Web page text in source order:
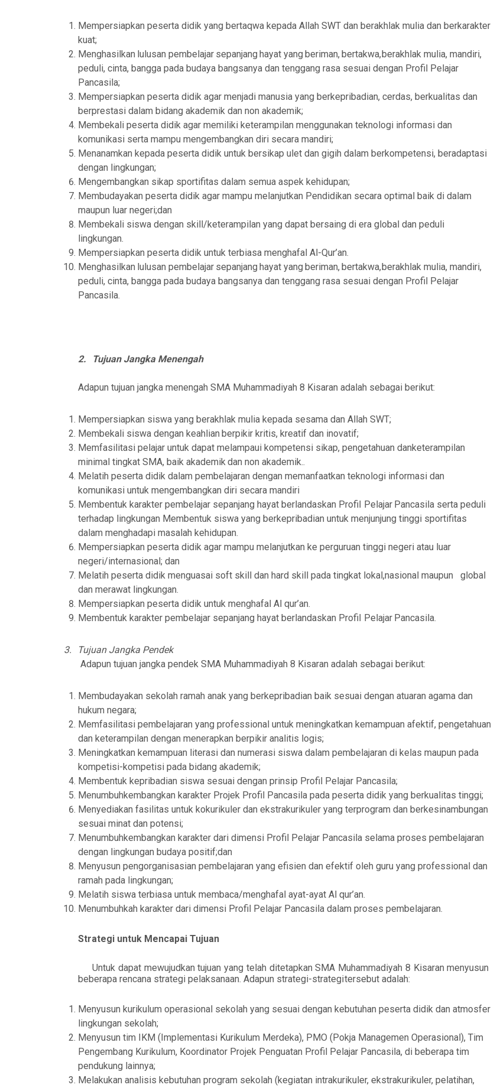
Mempersiapkan peserta didik yang bertaqwa kepada Allah SWT dan berakhlak mulia dan berkarakter
kuat;
Menghasilkan lulusan pembelajar sepanjang hayat yang beriman,bertakwa,berakhlak mulia, mandiri,
peduli, cinta, bangga pada budaya bangsanya dan tenggang rasa sesuai dengan Profil Pelajar
Pancasila;
Mempersiapkan peserta didik agar menjadi manusia yang berkepribadian, cerdas, berkualitas dan
berprestasi dalam bidang akademik dan non akademik;
Membekali peserta didik agar memiliki keterampilan menggunakan teknologi informasi dan
komunikasi serta mampu mengembangkan diri secara mandiri;
Menanamkan kepada peserta didik untuk bersikap ulet dan gigih dalam berkompetensi, beradaptasi
dengan lingkungan;
Mengembangkan sikap sportifitas dalam semua aspek kehidupan;
Membudayakan peserta didik agar mampu melanjutkan Pendidikan secara optimal baik di dalam
maupun luar negeri;dan
Membekali siswa dengan skill/keterampilan yang dapat bersaing di era global dan peduli
lingkungan.
Mempersiapkan peserta didik untuk terbiasa menghafal Al-Qur’an.
Menghasilkan lulusan pembelajar sepanjang hayat yang beriman,bertakwa,berakhlak mulia, mandiri,
peduli, cinta, bangga pada budaya bangsanya dan tenggang rasa sesuai dengan Profil Pelajar
Pancasila.
2. Tujuan Jangka Menengah
Adapun tujuan jangka menengah SMA Muhammadiyah 8 Kisaran adalah sebagai berikut:
Mempersiapkan siswa yang berakhlak mulia kepada sesama dan Allah SWT;
Membekali siswa dengan keahlian berpikir kritis, kreatif dan inovatif;
Memfasilitasi pelajar untuk dapat melampaui kompetensi sikap, pengetahuan danketerampilan
minimal tingkat SMA, baik akademik dan non akademik..
Melatih peserta didik dalam pembelajaran dengan memanfaatkan teknologi informasi dan
komunikasi untuk mengembangkan diri secara mandiri
Membentuk karakter pembelajar sepanjang hayat berlandaskan Profil Pelajar Pancasila serta peduli
terhadap lingkungan Membentuk siswa yang berkepribadian untuk menjunjung tinggi sportifitas
dalam menghadapi masalah kehidupan.
Mempersiapkan peserta didik agar mampu melanjutkan ke perguruan tinggi negeri atau luar
negeri/internasional; dan
Melatih peserta didik menguasai soft skill dan hard skill pada tingkat lokal,nasional maupun global
dan merawat lingkungan.
Mempersiapkan peserta didik untuk menghafal Al qur’an.
Membentuk karakter pembelajar sepanjang hayat berlandaskan Profil Pelajar Pancasila.
3.
Tujuan Jangka Pendek
Adapun tujuan jangka pendek SMA Muhammadiyah 8 Kisaran adalah sebagai berikut:
Membudayakan sekolah ramah anak yang berkepribadian baik sesuai dengan atuaran agama dan
hukum negara;
Memfasilitasi pembelajaran yang professional untuk meningkatkan kemampuan afektif, pengetahuan
dan keterampilan dengan menerapkan berpikir analitis logis;
Meningkatkan kemampuan literasi dan numerasi siswa dalam pembelajaran di kelas maupun pada
kompetisi-kompetisi pada bidang akademik;
Membentuk kepribadian siswa sesuai dengan prinsip Profil Pelajar Pancasila;
Menumbuhkembangkan karakter Projek Profil Pancasila pada peserta didik yang berkualitas tinggi;
Menyediakan fasilitas untuk kokurikuler dan ekstrakurikuler yang terprogram dan berkesinambungan
sesuai minat dan potensi;
Menumbuhkembangkan karakter dari dimensi Profil Pelajar Pancasila selama proses pembelajaran
dengan lingkungan budaya positif;dan
Menyusun pengorganisasian pembelajaran yang efisien dan efektif oleh guru yang professional dan
ramah pada lingkungan;
Melatih siswa terbiasa untuk membaca/menghafal ayat-ayat Al qur’an.
Menumbuhkah karakter dari dimensi Profil Pelajar Pancasila dalam proses pembelajaran.
Strategi untuk Mencapai Tujuan
Untuk dapat mewujudkan tujuan yang telah ditetapkan SMA Muhammadiyah 8 Kisaran menyusun
beberapa rencana strategi pelaksanaan. Adapun strategi-strategitersebut adalah:
Menyusun kurikulum operasional sekolah yang sesuai dengan kebutuhan peserta didik dan atmosfer
lingkungan sekolah;
Menyusun tim IKM (Implementasi Kurikulum Merdeka), PMO (Pokja Managemen Operasional), Tim
Pengembang Kurikulum, Koordinator Projek Penguatan Profil Pelajar Pancasila, di beberapa tim
pendukung lainnya;
Melakukan analisis kebutuhan program sekolah (kegiatan intrakurikuler, ekstrakurikuler, pelatihan,